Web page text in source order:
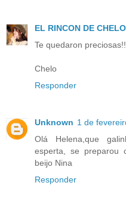
EL RINCON DE CHELO
Te quedaron
Chelo
Responder
Unknown 1 de
Olá Helena,que
esperta, se preparou
beijo Nina
Responder